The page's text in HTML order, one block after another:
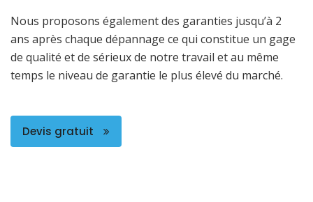
Nous proposons également des garanties jusqu’à 2
ans après chaque dépannage ce qui constitue un gage
de qualité et de sérieux de notre travail et au même
temps le niveau de garantie le plus élevé du marché.
Devis gratuit